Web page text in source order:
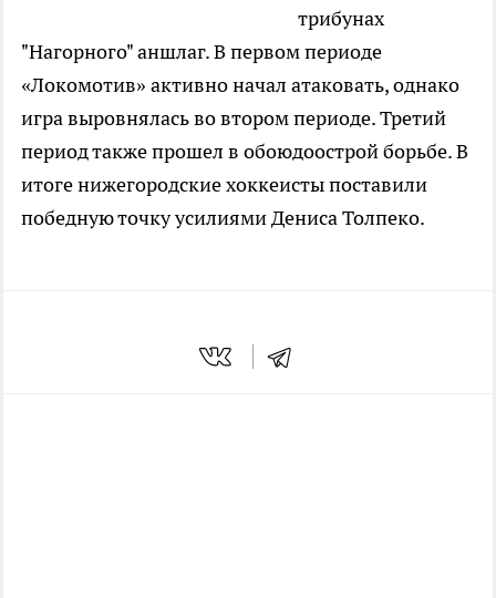
трибунах
"Нагорного" аншлаг. В первом периоде
«Локомотив» активно начал атаковать, однако
игра выровнялась во втором периоде. Третий
период также прошел в обоюдоострой борьбе. В
итоге нижегородские хоккеисты поставили
победную точку усилиями Дениса Толпеко.